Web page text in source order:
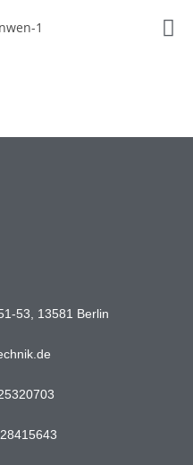
53, 13581 Berlin